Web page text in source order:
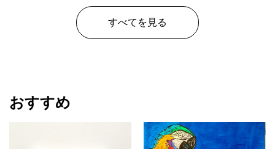
すべてを見る
おすすめ